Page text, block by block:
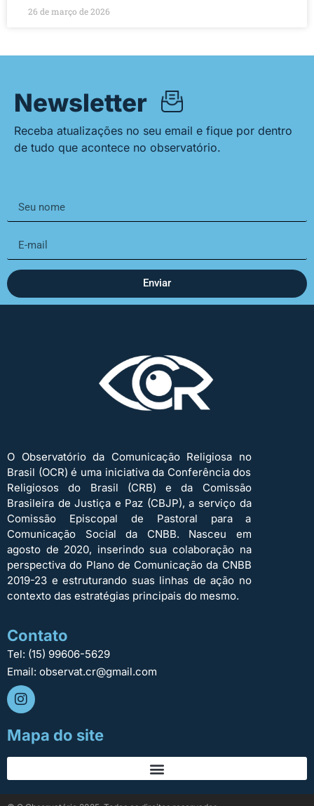
26 de março de 2026
Newsletter
Receba atualizações no seu email e fique por dentro
de tudo que acontece no observatório.
Enviar
O Observatório da Comunicação Religiosa no
Brasil (OCR) é uma iniciativa da Conferência dos
Religiosos do Brasil (CRB) e da Comissão
Brasileira de Justiça e Paz (CBJP), a serviço da
Comissão Episcopal de Pastoral para a
Comunicação Social da CNBB. Nasceu em
agosto de 2020, inserindo sua colaboração na
perspectiva do Plano de Comunicação da CNBB
2019-23 e estruturando suas linhas de ação no
contexto das estratégias principais do mesmo.
Contato
Tel: (15) 99606-5629
Email: observat.cr@gmail.com
Mapa do site